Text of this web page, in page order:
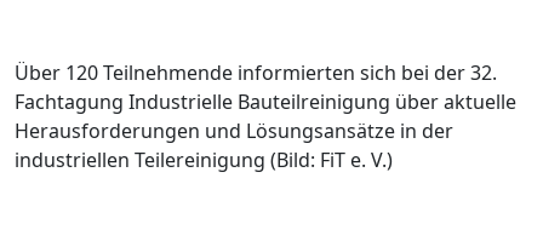
Über 120 Teilnehmende informierten sich bei der 32.
Fachtagung Industrielle Bauteilreinigung über aktuelle
Herausforderungen und Lösungsansätze in der
industriellen Teilereinigung (Bild: FiT e. V.)